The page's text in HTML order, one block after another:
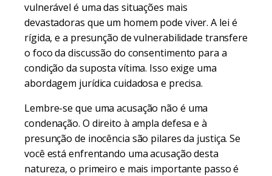
vulnerável é uma das situações mais
devastadoras que um homem pode viver. A lei é
rígida, e a presunção de vulnerabilidade transfere
o foco da discussão do consentimento para a
condição da suposta vítima. Isso exige uma
abordagem jurídica cuidadosa e precisa.
Lembre-se que uma acusação não é uma
condenação. O direito à ampla defesa e à
presunção de inocência são pilares da justiça. Se
você está enfrentando uma acusação desta
natureza, o primeiro e mais importante passo é